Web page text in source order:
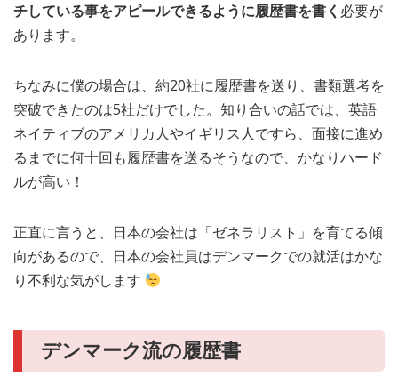
チしている事をアピールできるように履歴書を書く 必要が
あります。
ちなみに僕の場合は、約20社に履歴書を送り、書類選考を
突破できたのは5社だけでした。知り合いの話では、英語
ネイティブのアメリカ人やイギリス人ですら、面接に進め
るまでに何十回も履歴書を送るそうなので、かなりハード
ルが高い！
正直に言うと、日本の会社は「ゼネラリスト」を育てる傾
向があるので、日本の会社員はデンマークでの就活はかな
り不利な気がします
デンマーク流の履歴書